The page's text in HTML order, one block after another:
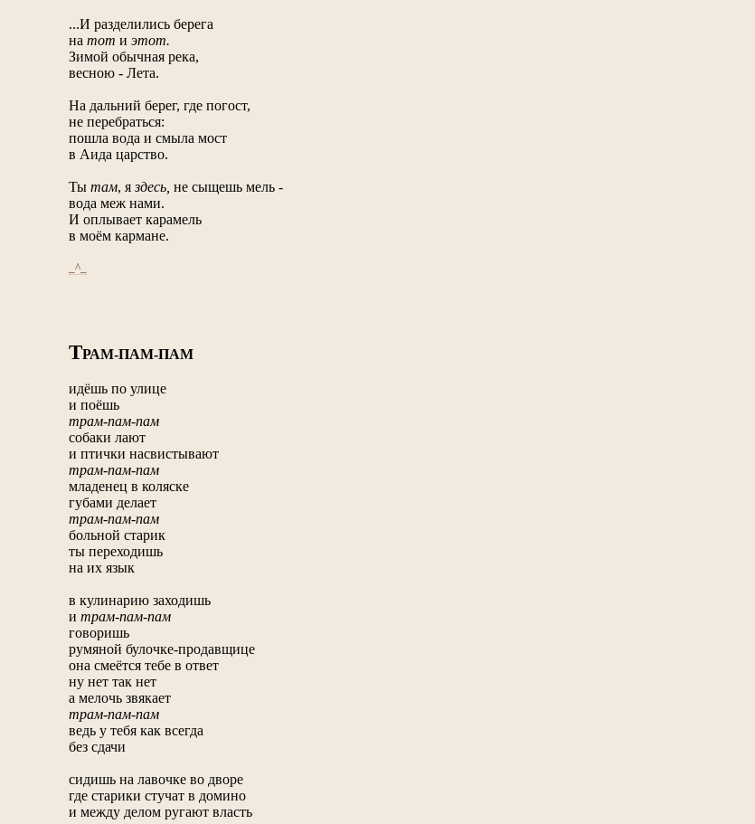
...И разделились берега
на тот и этот.
Зимой обычная река,
весною - Лета.
На дальний берег, где погост,
не перебраться:
пошла вода и смыла мост
в Аида царство.
Ты там, я здесь, не сыщешь мель -
вода меж нами.
И оплывает карамель
в моём кармане.
_^_
ТРАМ-ПАМ-ПАМ
идёшь по улице
и поёшь
трам-пам-пам
собаки лают
и птички насвистывают
трам-пам-пам
младенец в коляске
губами делает
трам-пам-пам
больной старик
ты переходишь
на их язык
в кулинарию заходишь
и трам-пам-пам
говоришь
румяной булочке-продавщице
она смеётся тебе в ответ
ну нет так нет
а мелочь звякает
трам-пам-пам
ведь у тебя как всегда
без сдачи
сидишь на лавочке во дворе
где старики стучат в домино
и между делом ругают власть